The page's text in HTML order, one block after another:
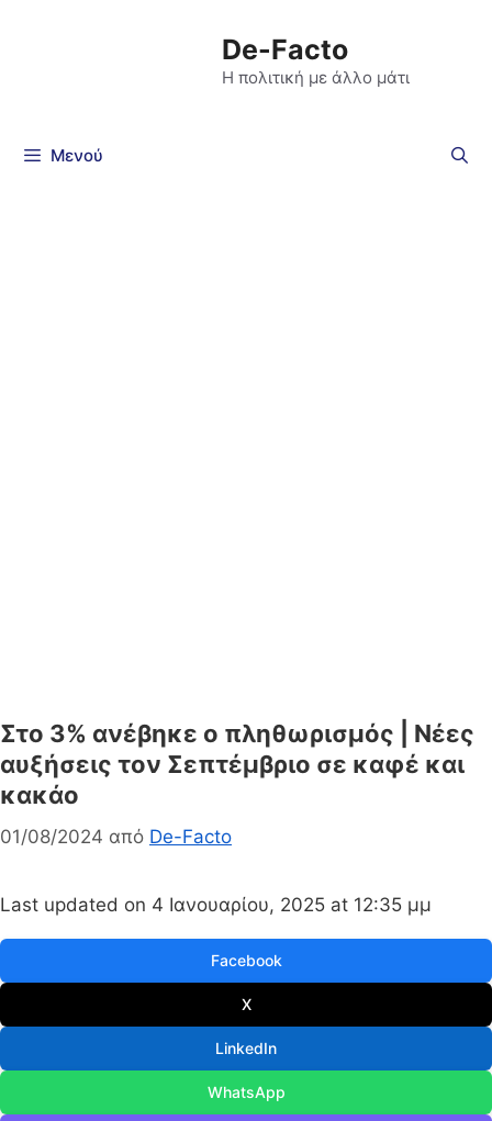
De-Facto
Η πολιτική με άλλο μάτι
Μενού
Στο 3% ανέβηκε ο πληθωρισμός | Νέες
αυξήσεις τον Σεπτέμβριο σε καφέ και
κακάο
01/08/2024 από De-Facto
Last updated on 4 Ιανουαρίου, 2025 at 12:35 μμ
Facebook
X
LinkedIn
WhatsApp